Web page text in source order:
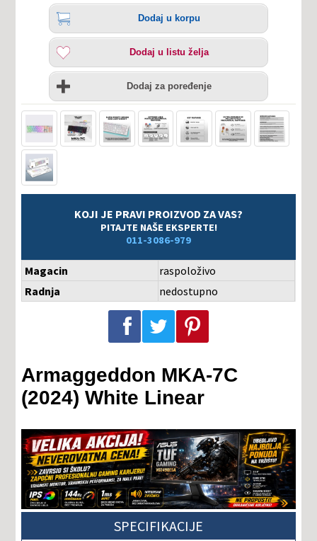
Količina
Dodaj
korpu
Dodaj u korpu
Dodaj
listu
želja
Dodaj u listu želja
Uporedi
Dodaj za poređenje
KOJI JE PRAVI PROIZVOD ZA VAS?
PITAJTE NAŠE EKSPERTE!
011-3086-979
Magacin
raspoloživo
Radnja
nedostupno
Podeli na Facebook-u Podeli na Twitter-u Podeli na Pinterest-u
Armaggeddon MKA-7C
(2024) White Linear
SPECIFIKACIJE